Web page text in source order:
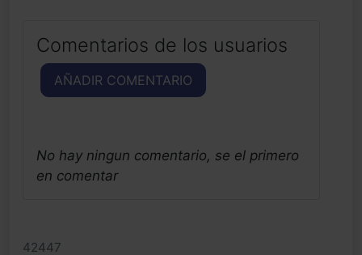
Comentarios de los usuarios
AÑADIR COMENTARIO
No hay ningun comentario, se el primero
en comentar
42447